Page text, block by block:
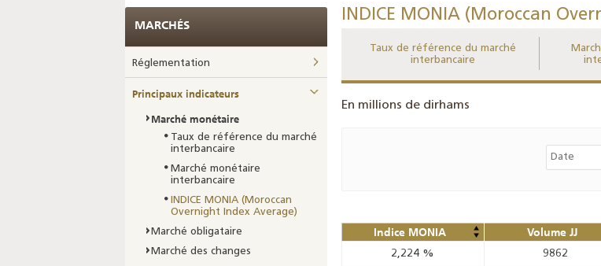
INDICE MONIA (Moroccan
Taux de référence du marché
interbancaire
En millions de dirhams
Indice MONIA Volume JJ
2,224 % 9862
MARCHÉS
Réglementation
Principaux indicateurs
Marché monétaire
Taux de référence du marché
interbancaire
Marché monétaire
interbancaire
INDICE MONIA (Moroccan
Overnight Index Average)
Marché obligataire
Marché des changes